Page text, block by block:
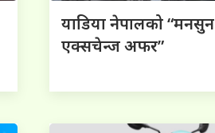
याडिया नेपालको “मनसुन
एक्सचेन्ज अफर”